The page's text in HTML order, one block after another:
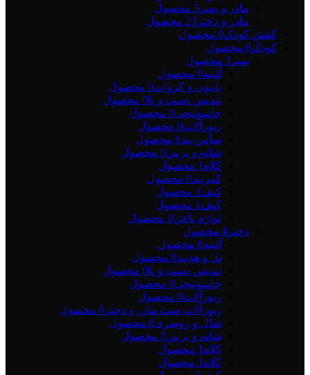
مادر و پسر 5 محصول
مادر و دختر 23 محصول
کفش کودک0 محصول
کودک6 محصول
پسر 3 محصول
آئینه0 محصول
پاپیون و کروات0 محصول
تندیس دست و پا0 محصول
جاسوئیچی0 محصول
زیورآلات0 محصول
ساس بند0 محصول
شانه و برس0 محصول
کلاه 1 محصول
کمربند0 محصول
کیف 1 محصول
کیف 1 محصول
لوازم ناخن0 محصول
دختر 4 محصول
آئینه0 محصول
تل و هدبند0 محصول
تندیس دست و پا0 محصول
جاسوئیچی0 محصول
زیورآلات0 محصول
زیورآلات ست مادر و دختر 0 محصول
شال و روسری0 محصول
شانه و برس 1 محصول
کلاه 1 محصول
کلاه 1 محصول